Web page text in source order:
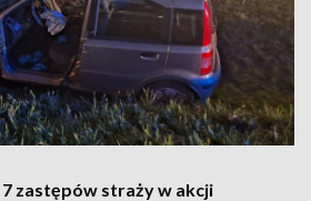
zastępów straży w akcji